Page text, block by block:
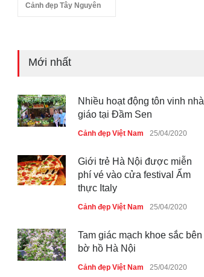
Cảnh đẹp Tây Nguyên
Mới nhất
Nhiều hoạt động tôn vinh nhà
giáo tại Đầm Sen
Cảnh đẹp Việt Nam 25/04/2020
Giới trẻ Hà Nội được miễn
phí vé vào cửa festival Ẩm
thực Italy
Cảnh đẹp Việt Nam 25/04/2020
Tam giác mạch khoe sắc bên
bờ hồ Hà Nội
Cảnh đẹp Việt Nam 25/04/2020